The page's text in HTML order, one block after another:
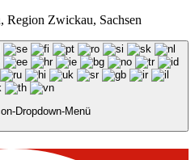
Region Zwickau, Sachsen